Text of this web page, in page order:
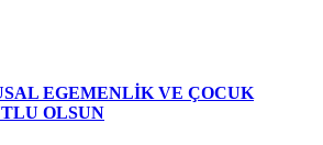
EGEMENLİK VE ÇOCUK
OLSUN